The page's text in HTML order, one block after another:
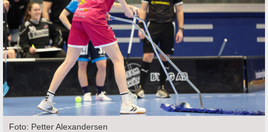
Foto: Petter Alexandersen